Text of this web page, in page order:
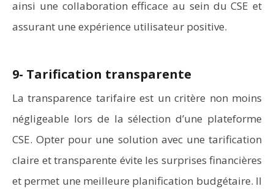
ainsi une collaboration efficace au sein du CSE et
assurant une expérience utilisateur positive.
9- Tarification transparente
La transparence tarifaire est un critère non moins
négligeable lors de la sélection d’une plateforme
CSE. Opter pour une solution avec une tarification
claire et transparente évite les surprises financières
et permet une meilleure planification budgétaire. Il